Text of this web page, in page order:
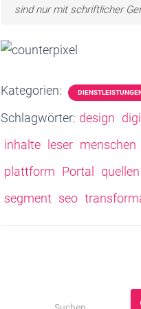
sind nur mit schriftlicher
Kategorien:
Schlagwörter: design
inhalte leser menschen
plattform Portal quellen
segment seo
S